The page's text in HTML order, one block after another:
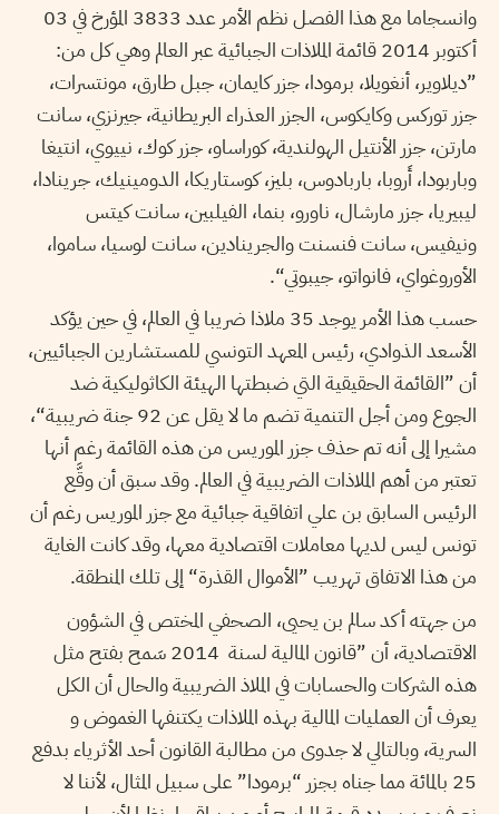
وانسجاما مع هذا الفصل نظم الأمر عدد 3833 المؤرخ في 03
أكتوبر 2014 قائمة الملاذات الجبائية عبر العالم وهي كل من:
”ديلاوير، أنغويلا، برمودا، جزر كايمان، جبل طارق، مونتسرات،
جزر توركس وكايكوس، الجزر العذراء البريطانية، جيرنزي، سانت
مارتن، جزر الأنتيل الهولندية، كوراساو، جزر كوك، نييوي، انتيغا
وباربودا، أَروبا، باربادوس، بليز، كوستاريكا، الدومينيك، جرينادا،
ليبيريا، جزر مارشال، ناورو، بنما، الفيلبين، سانت كيتس
ونيفيس، سانت فنسنت والجرينادين، سانت لوسيا، ساموا،
الأوروغواي، فانواتو، جيبوتي“.
حسب هذا الأمر يوجد 35 ملاذا ضريبا في العالم، في حين يؤكد
الأسعد الذوادي، رئيس المعهد التونسي للمستشارين الجبائيين،
أن ”القائمة الحقيقية التي ضبطتها الهيئة الكاثوليكية ضد
الجوع ومن أجل التنمية تضم ما لا يقل عن 92 جنة ضريبية“،
مشيرا إلى أنه تم حذف جزر الموريس من هذه القائمة رغم أنها
تعتبر من أهم الملاذات الضريبية في العالم. وقد سبق أن وقَّع
الرئيس السابق بن علي اتفاقية جبائية مع جزر الموريس رغم أن
تونس ليس لديها معاملات اقتصادية معها، وقد كانت الغاية
من هذا الاتفاق تهريب ”الأموال القذرة“ إلى تلك المنطقة.
من جهته أكد سالم بن يحيى، الصحفي المختص في الشؤون
الاقتصادية، أن ”قانون المالية لسنة 2014 سَمح بفتح مثل
هذه الشركات والحسابات في الملاذ الضريبية والحال أن الكل
يعرف أن العمليات المالية بهذه الملاذات يكتنفها الغموض و
السرية، وبالتالي لا جدوى من مطالبة القانون أحد الأثرياء بدفع
25 بالمائة مما جناه بجزر “برمودا” على سبيل المثال، لأننا لا